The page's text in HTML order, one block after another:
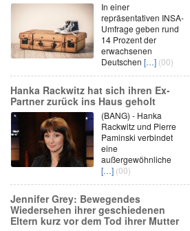
In einer
repräsentativen INSA-
Umfrage geben rund
14 Prozent der
erwachsenen
Deutschen […] (00)
Hanka Rackwitz hat sich ihren Ex-
Partner zurück ins Haus geholt
(BANG) - Hanka
Rackwitz und Pierre
Paminski verbindet
eine
außergewöhnliche
[…] (00)
Jennifer Grey: Bewegendes
Wiedersehen ihrer geschiedenen
Eltern kurz vor dem Tod ihrer Mutter